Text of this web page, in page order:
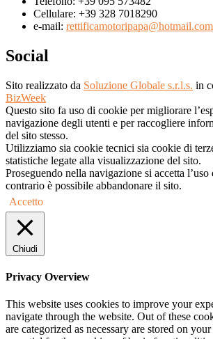
Cellulare: +39 328 7018290
e-mail: rettificamotoripapa@hotmail.com
Social
Sito realizzato da Soluzione Globale s.r.l.s. in
BizWeek
Questo sito fa uso di cookie per migliorare
navigazione degli utenti e per raccogliere
del sito stesso.
Utilizziamo sia cookie tecnici sia cookie di
statistiche legate alla visualizzazione del sito.
Proseguendo nella navigazione si accetta
contrario è possibile abbandonare il sito.
Accetto
Chiudi
Privacy Overview
This website uses cookies to improve your
navigate through the website. Out of these
are categorized as necessary are stored on